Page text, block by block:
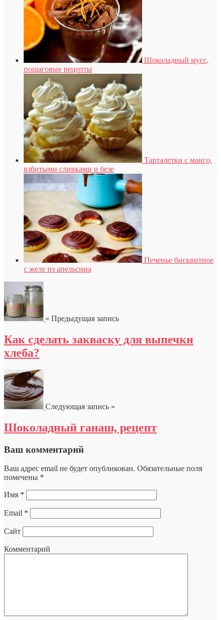
Шоколадный мусс,
пошаговые рецепты
Тарталетки с манго,
взбитыми сливками и безе
Печенье бисквитное
с желе из апельсина
« Предыдущая запись
Как сделать закваску для выпечки
хлеба?
Следующая запись »
Шоколадный ганаш, рецепт
Ваш комментарий
Ваш адрес email не будет опубликован. Обязательные поля
помечены *
Имя *
Email *
Сайт
Комментарий